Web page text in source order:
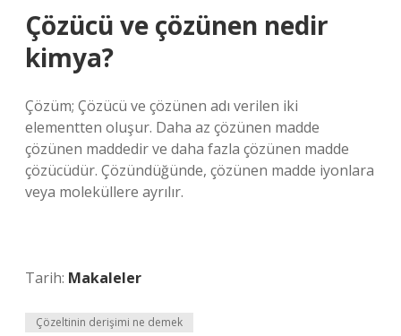
Çözücü ve çözünen nedir
kimya?
Çözüm; Çözücü ve çözünen adı verilen iki
elementten oluşur. Daha az çözünen madde
çözünen maddedir ve daha fazla çözünen madde
çözücüdür. Çözündüğünde, çözünen madde iyonlara
veya moleküllere ayrılır.
Tarih: Makaleler
Çözeltinin derişimi ne demek